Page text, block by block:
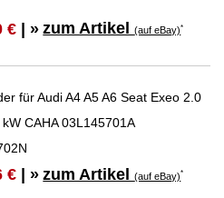
€ | » zum Artikel(auf eBay)*
für Audi A4 A5 A6 Seat Exeo 2.0
CAHA 03L145701A
€ | » zum Artikel(auf eBay)*